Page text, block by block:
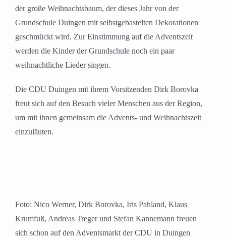
der große Weihnachtsbaum, der dieses Jahr von der
Grundschule Duingen mit selbstgebastelten Dekorationen
geschmückt wird. Zur Einstimmung auf die Adventszeit
werden die Kinder der Grundschule noch ein paar
weihnachtliche Lieder singen.
Die CDU Duingen mit ihrem Vorsitzenden Dirk Borovka
freut sich auf den Besuch vieler Menschen aus der Region,
um mit ihnen gemeinsam die Advents- und Weihnachtszeit
einzuläuten.
Foto: Nico Werner, Dirk Borovka, Iris Pahland, Klaus
Krumfuß, Andreas Treger und Stefan Kannemann freuen
sich schon auf den Adventsmarkt der CDU in Duingen